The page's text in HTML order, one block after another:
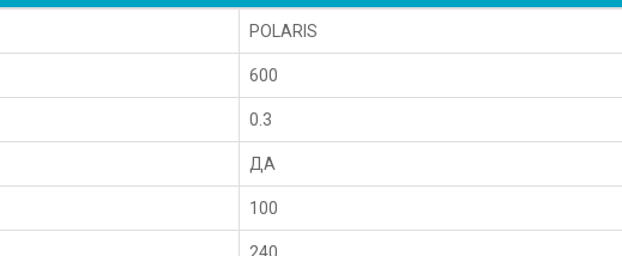
POLARIS
600
0.3
ДА
100
240